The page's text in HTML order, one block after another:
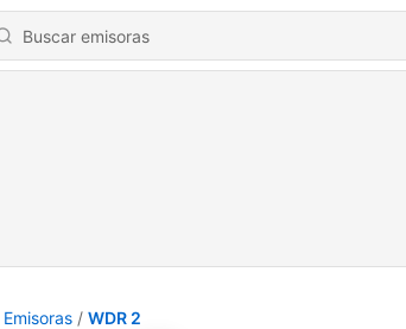
Emisoras WDR 2